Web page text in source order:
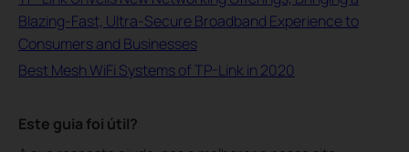
Blazing-Fast, Ultra-Secure Broadband Experience to
Consumers and Businesses
Best Mesh WiFi Systems of TP-Link in 2020
Este guia foi útil?